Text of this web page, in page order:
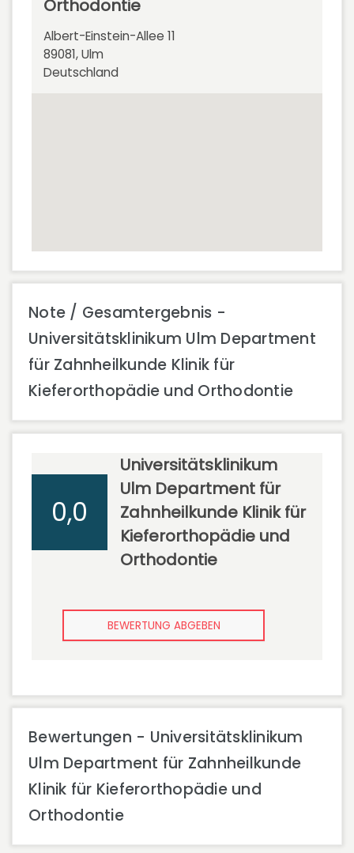
Orthodontie
Albert-Einstein-Allee 11
89081, Ulm
Deutschland
Note / Gesamtergebnis -
Universitätsklinikum Ulm Department
für Zahnheilkunde Klinik für
Kieferorthopädie und Orthodontie
0,0
Universitätsklinikum
Ulm Department für
Zahnheilkunde Klinik für
Kieferorthopädie und
Orthodontie
BEWERTUNG ABGEBEN
Bewertungen - Universitätsklinikum
Ulm Department für Zahnheilkunde
Klinik für Kieferorthopädie und
Orthodontie